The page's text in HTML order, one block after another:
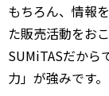
もちろん、情報
た販売活動をお
SUMiTASだから
力」が強みです。